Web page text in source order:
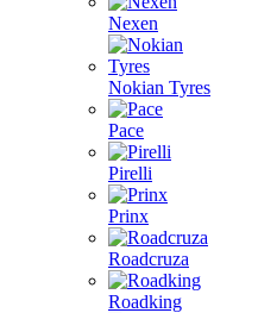
Nexen
Nokian Tyres
Pace
Pirelli
Prinx
Roadcruza
Roadking